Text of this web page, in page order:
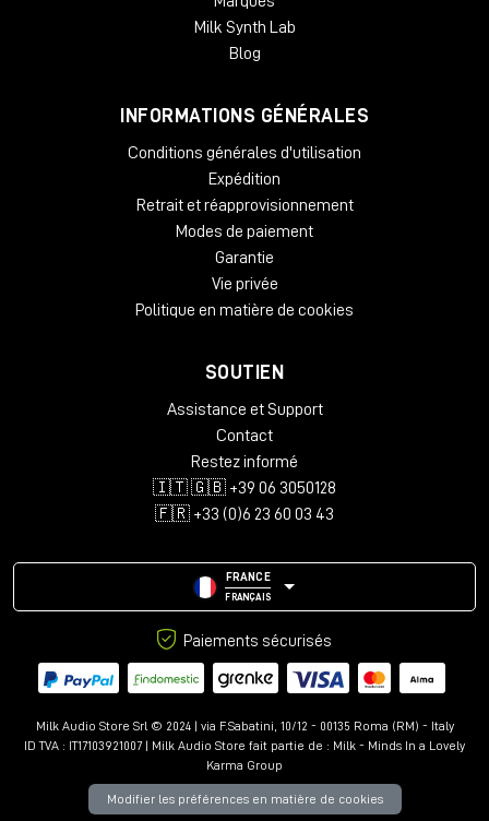
Milk Synth Lab
Blog
INFORMATIONS GÉNÉRALES
Conditions générales d'utilisation
Expédition
Retrait et réapprovisionnement
Modes de paiement
Garantie
Vie privée
Politique en matière de cookies
SOUTIEN
Assistance et Support
Contact
Restez informé
🇮🇹 🇬🇧 +39 06 3050128
🇫🇷 +33 (0)6 23 60 03 43
FRANCE
FRANÇAIS
Paiements sécurisés
Milk Audio Store Srl © 2024 | via F.Sabatini, 10/12 - 00135 Roma (RM) - Italy
ID TVA : IT17103921007 | Milk Audio Store fait partie de : Milk - Minds In a Lovely
Karma Group
Modifier les préférences en matière de cookies